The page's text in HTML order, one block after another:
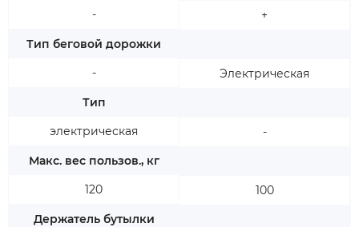
-
Тип беговой дорожки
-
Тип
электрическая
Макс. вес пользов., кг
120
Держатель бутылки
+
Электрическая
-
100